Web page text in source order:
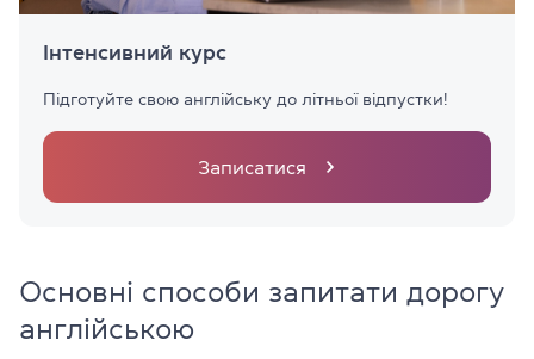
Інтенсивний курс
Підготуйте свою англійську до літньої відпустки!
Записатися
Основні способи запитати дорогу
англійською